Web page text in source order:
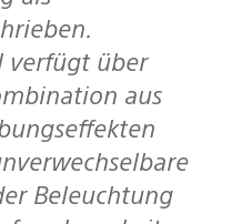
verfügt über
aus
Beleuchtung